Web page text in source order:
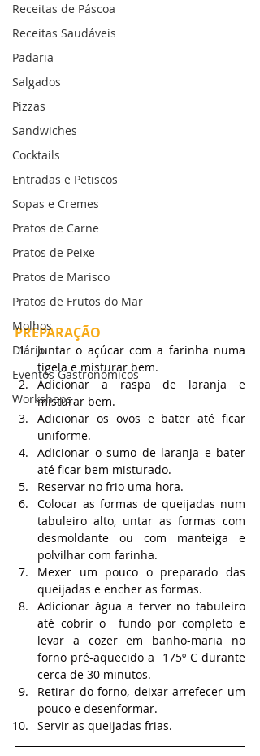
Receitas de Páscoa
Receitas Saudáveis
Padaria
Salgados
Pizzas
Sandwiches
Cocktails
Entradas e Petiscos
Sopas e Cremes
Pratos de Carne
Pratos de Peixe
Pratos de Marisco
Pratos de Frutos do Mar
Molhos
Diário
Eventos Gastronómicos
Workshops
PREPARAÇÃO
Juntar o açúcar com a farinha numa
tigela e misturar bem.
Adicionar a raspa de laranja e
misturar bem.
Adicionar os ovos e bater até ficar
uniforme.
Adicionar o sumo de laranja e bater
até ficar bem misturado.
Reservar no frio uma hora.
Colocar as formas de queijadas num
tabuleiro alto, untar as formas com
desmoldante ou com manteiga e
polvilhar com farinha.
Mexer um pouco o preparado das
queijadas e encher as formas.
Adicionar água a ferver no tabuleiro
até cobrir o  fundo por completo e
levar a cozer em banho-maria no
forno pré-aquecido a  175º C durante
cerca de 30 minutos.
Retirar do forno, deixar arrefecer um
pouco e desenformar.
Servir as queijadas frias.